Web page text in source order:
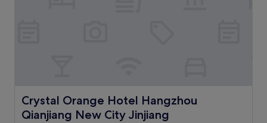
Crystal Orange Hotel Hangzhou
Qianjiang New City Jinjiang
Crystal Orange Hotel Hangzhou Qianjiang New City